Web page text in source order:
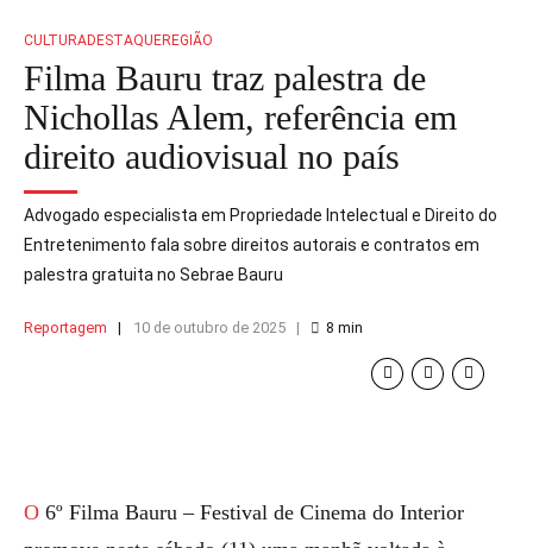
CULTURADESTAQUEREGIÃO
Filma Bauru traz palestra de
Nichollas Alem, referência em
direito audiovisual no país
Advogado especialista em Propriedade Intelectual e Direito do
Entretenimento fala sobre direitos autorais e contratos em
palestra gratuita no Sebrae Bauru
Reportagem 10 de outubro de 2025 8 min
O 6º Filma Bauru – Festival de Cinema do Interior